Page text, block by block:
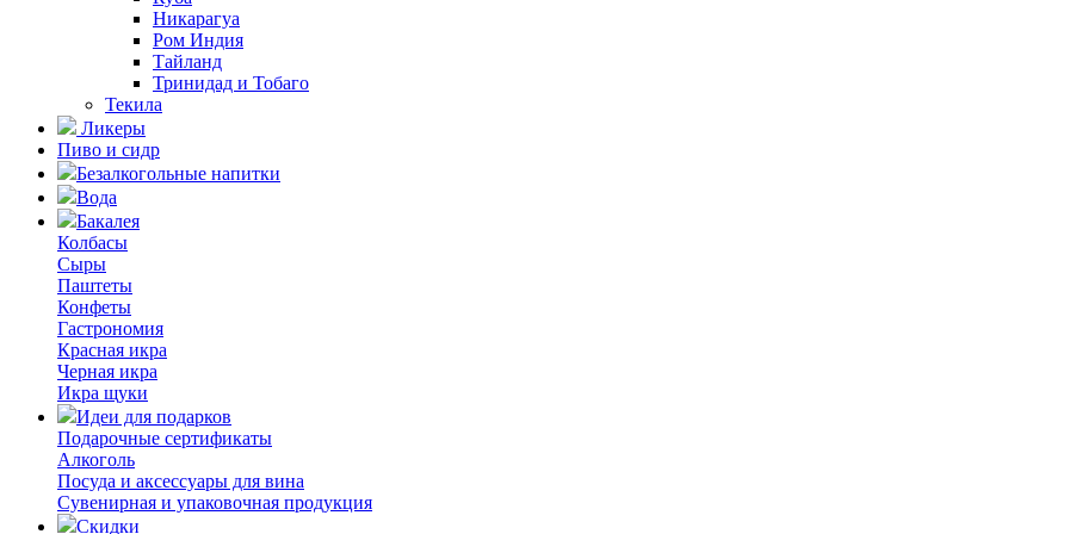
Никарагуа
Ром Индия
Тайланд
Тринидад и Тобаго
Текила
Ликеры
Пиво и сидр
Безалкогольные напитки
Вода
Бакалея
Колбасы
Сыры
Паштеты
Конфеты
Гастрономия
Красная икра
Черная икра
Икра щуки
Идеи для подарков
Подарочные сертификаты
Алкоголь
Посуда и аксессуары для вина
Сувенирная и упаковочная продукция
Скидки